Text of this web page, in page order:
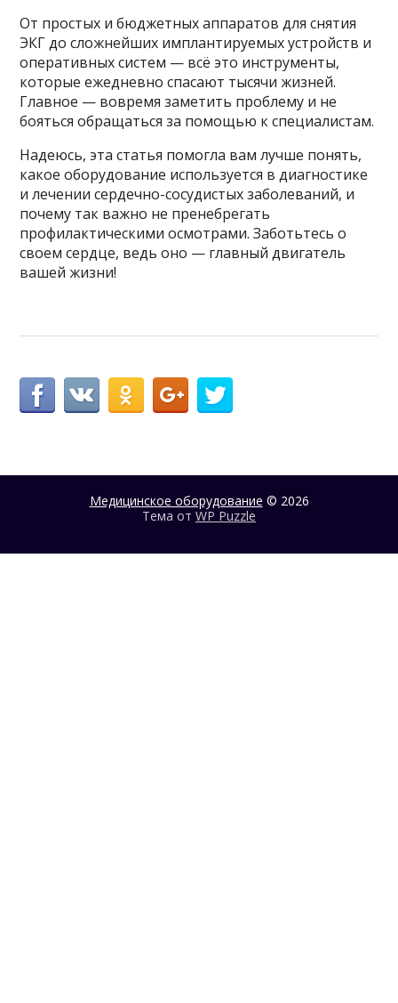
От простых и бюджетных аппаратов для снятия
ЭКГ до сложнейших имплантируемых устройств и
оперативных систем — всё это инструменты,
которые ежедневно спасают тысячи жизней.
Главное — вовремя заметить проблему и не
бояться обращаться за помощью к специалистам.
Надеюсь, эта статья помогла вам лучше понять,
какое оборудование используется в диагностике
и лечении сердечно-сосудистых заболеваний, и
почему так важно не пренебрегать
профилактическими осмотрами. Заботьтесь о
своем сердце, ведь оно — главный двигатель
вашей жизни!
Медицинское оборудование © 2026
Тема от WP Puzzle